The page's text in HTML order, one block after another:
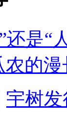
还是“
农的
宇树